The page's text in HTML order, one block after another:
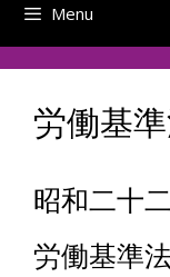
Menu
労働基
昭和二十
労働基準